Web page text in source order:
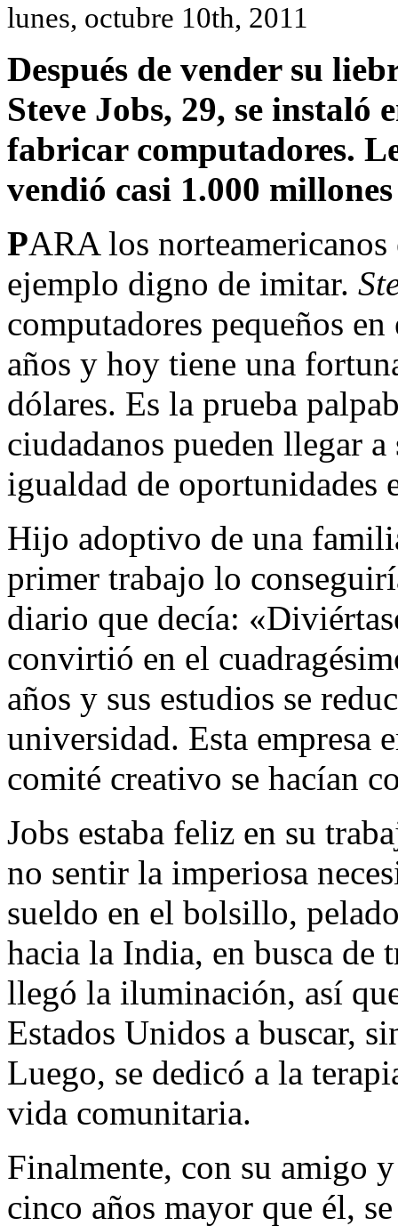
lunes, octubre 10th, 2011
Después de vender su
Steve Jobs, 29, se instaló
fabricar computadores.
vendió casi 1.000
PARA los
ejemplo digno de imitar.
computadores pequeños
años y hoy tie­ne una
dólares. Es la prueba
ciudadanos pueden llegar
igualdad de oportunidades
Hijo adoptivo de una
primer trabajo lo
diario que decía:
convirtió en el
años y sus estudios se
universidad. Esta empresa
comité creativo se hacían
Jobs estaba feliz en su
no sentir la imperiosa
sueldo en el bolsillo,
hacia la India, en busca
llegó la iluminación, así
Estados Unidos a buscar,
Luego, se dedicó a la
vida comunitaria.
Finalmente, con su amigo
cinco años mayor que él,